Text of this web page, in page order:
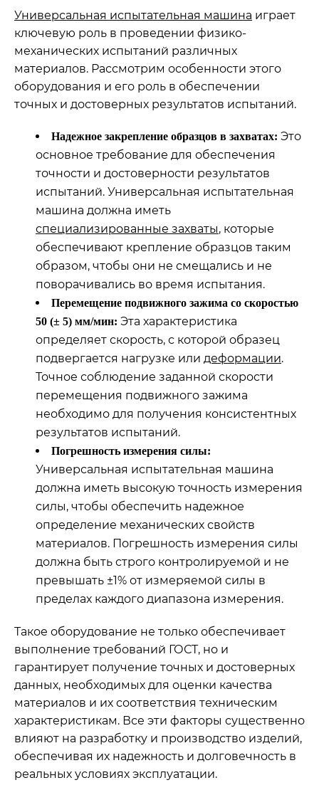
Универсальная испытательная машина играет
ключевую роль в проведении физико-
механических испытаний различных
материалов. Рассмотрим особенности этого
оборудования и его роль в обеспечении
точных и достоверных результатов испытаний.
Надежное закрепление образцов в захватах: Это
основное требование для обеспечения
точности и достоверности результатов
испытаний. Универсальная испытательная
машина должна иметь
специализированные захваты, которые
обеспечивают крепление образцов таким
образом, чтобы они не смещались и не
поворачивались во время испытания.
Перемещение подвижного зажима со скоростью
50 (± 5) мм/мин: Эта характеристика
определяет скорость, с которой образец
подвергается нагрузке или деформации.
Точное соблюдение заданной скорости
перемещения подвижного зажима
необходимо для получения консистентных
результатов испытаний.
Погрешность измерения силы:
Универсальная испытательная машина
должна иметь высокую точность измерения
силы, чтобы обеспечить надежное
определение механических свойств
материалов. Погрешность измерения силы
должна быть строго контролируемой и не
превышать ±1% от измеряемой силы в
пределах каждого диапазона измерения.
Такое оборудование не только обеспечивает
выполнение требований ГОСТ, но и
гарантирует получение точных и достоверных
данных, необходимых для оценки качества
материалов и их соответствия техническим
характеристикам. Все эти факторы существенно
влияют на разработку и производство изделий,
обеспечивая их надежность и долговечность в
реальных условиях эксплуатации.